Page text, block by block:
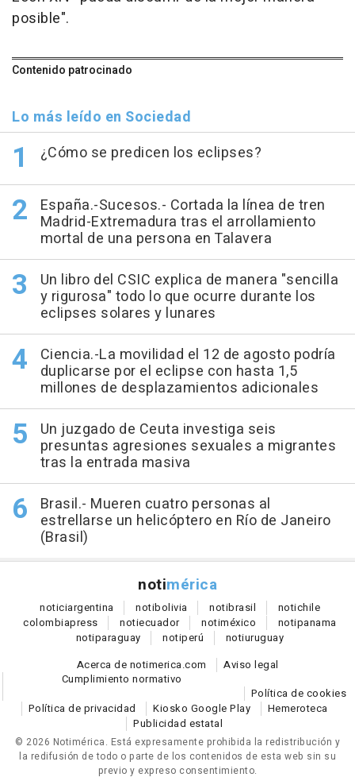
posible".
Contenido patrocinado
Lo más leído en Sociedad
¿Cómo se predicen los eclipses?
España.-Sucesos.- Cortada la línea de tren
Madrid-Extremadura tras el arrollamiento
mortal de una persona en Talavera
Un libro del CSIC explica de manera "sencilla
y rigurosa" todo lo que ocurre durante los
eclipses solares y lunares
Ciencia.-La movilidad el 12 de agosto podría
duplicarse por el eclipse con hasta 1,5
millones de desplazamientos adicionales
Un juzgado de Ceuta investiga seis
presuntas agresiones sexuales a migrantes
tras la entrada masiva
Brasil.- Mueren cuatro personas al
estrellarse un helicóptero en Río de Janeiro
(Brasil)
notimérica
noticiargentina notibolivia notibrasil notichile
colombiapress notiecuador notiméxico notipanama
notiparaguay notiperú notiuruguay
Acerca de notimerica.com
Aviso legal
Cumplimiento normativo
Política de cookies
Política de privacidad
Kiosko Google Play
Hemeroteca
Publicidad estatal
© 2026 Notimérica. Está expresamente prohibida la redistribución y
la redifusión de todo o parte de los contenidos de esta web sin su
previo y expreso consentimiento.